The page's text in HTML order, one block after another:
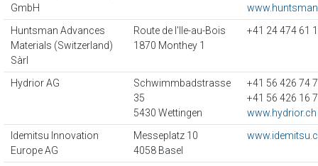
GmbH
Huntsman Advances
Materials (Switzerland)
Sàrl
Route de l'Ile-au-Bois
1870 Monthey 1
+41 24 474 61
Hydrior AG
Schwimmbadstrasse
35
5430 Wettingen
+41 56 426 74
+41 56 426 16
www.hydrior.ch
Idemitsu Innovation
Europe AG
Messeplatz 10
4058 Basel